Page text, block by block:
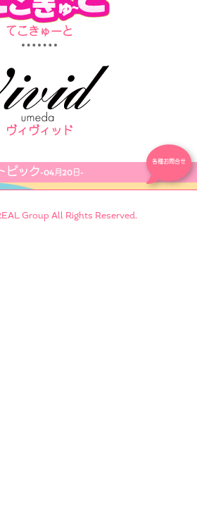
各種お問合せ
てこきゅーと
ヴィヴィッド
トピック-04月20日-
Group All Rights Reserved.